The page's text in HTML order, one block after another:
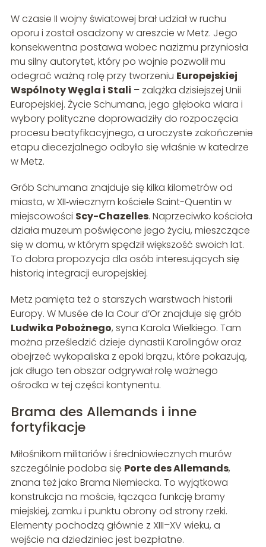
W czasie II wojny światowej brał udział w ruchu
oporu i został osadzony w areszcie w Metz. Jego
konsekwentna postawa wobec nazizmu przyniosła
mu silny autorytet, który po wojnie pozwolił mu
odegrać ważną rolę przy tworzeniu Europejskiej
Wspólnoty Węgla i Stali – zalążka dzisiejszej Unii
Europejskiej. Życie Schumana, jego głęboka wiara i
wybory polityczne doprowadziły do rozpoczęcia
procesu beatyfikacyjnego, a uroczyste zakończenie
etapu diecezjalnego odbyło się właśnie w katedrze
w Metz.
Grób Schumana znajduje się kilka kilometrów od
miasta, w XII‑wiecznym kościele Saint-Quentin w
miejscowości Scy-Chazelles. Naprzeciwko kościoła
działa muzeum poświęcone jego życiu, mieszczące
się w domu, w którym spędził większość swoich lat.
To dobra propozycja dla osób interesujących się
historią integracji europejskiej.
Metz pamięta też o starszych warstwach historii
Europy. W Musée de la Cour d’Or znajduje się grób
Ludwika Pobożnego, syna Karola Wielkiego. Tam
można prześledzić dzieje dynastii Karolingów oraz
obejrzeć wykopaliska z epoki brązu, które pokazują,
jak długo ten obszar odgrywał rolę ważnego
ośrodka w tej części kontynentu.
Brama des Allemands i inne
fortyfikacje
Miłośnikom militariów i średniowiecznych murów
szczególnie podoba się Porte des Allemands,
znana też jako Brama Niemiecka. To wyjątkowa
konstrukcja na moście, łącząca funkcję bramy
miejskiej, zamku i punktu obrony od strony rzeki.
Elementy pochodzą głównie z XIII–XV wieku, a
wejście na dziedziniec jest bezpłatne.